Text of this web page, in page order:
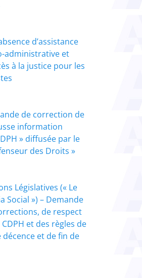
d’assistance
administrative et
à la justice pour les
de correction de
information
» diffusée par le
des Droits »
Législatives (« Le
Social ») – Demande
de respect
CDPH et des règles de
et de fin de